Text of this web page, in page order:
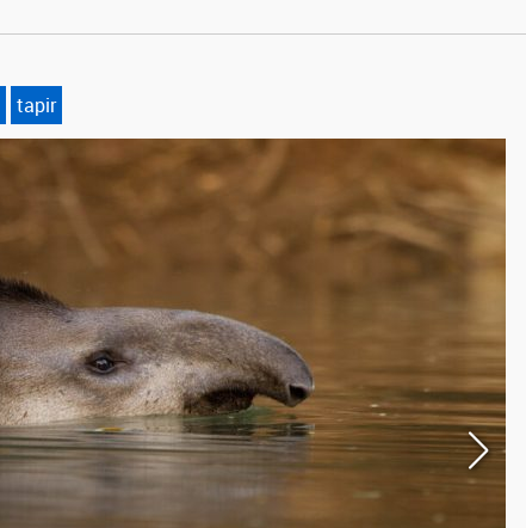
tapir